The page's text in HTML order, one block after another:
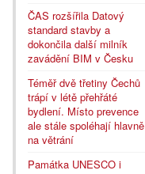
ČAS rozšířila Datový
standard stavby a
dokončila další milník
zavádění BIM v Česku
Téměř dvě třetiny Čechů
trápí v létě přehřáté
bydlení. Místo prevence
ale stále spoléhají hlavně
na větrání
Památka UNESCO i